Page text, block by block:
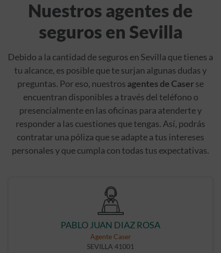
Nuestros agentes de
seguros en Sevilla
Debido a la cantidad de seguros en Sevilla que tienes a
tu alcance, es posible que te surjan algunas dudas y
preguntas. Por eso, nuestros agentes de Caserse
encuentran disponibles a través del teléfono o
presencialmente en las oficinas para atenderte y
responder a las cuestiones que tengas. Así, podrás
contratar una póliza que se adapte a tus intereses
personales y que cumpla con todas tus expectativas.
PABLO JUAN DIAZ ROSA
Agente Caser
SEVILLA 41001